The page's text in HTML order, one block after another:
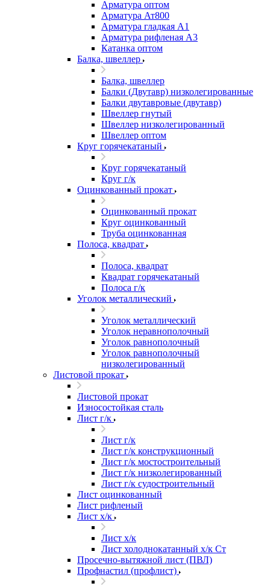
Арматура оптом
Арматура Ат800
Арматура гладкая А1
Арматура рифленая А3
Катанка оптом
Балка, швеллер
Балка, швеллер
Балки (Двутавр) низколегированные
Балки двутавровые (двутавр)
Швеллер гнутый
Швеллер низколегированный
Швеллер оптом
Круг горячекатаный
Круг горячекатаный
Круг г/к
Оцинкованный прокат
Оцинкованный прокат
Круг оцинкованный
Труба оцинкованная
Полоса, квадрат
Полоса, квадрат
Квадрат горячекатаный
Полоса г/к
Уголок металлический
Уголок металлический
Уголок неравнополочный
Уголок равнополочный
Уголок равнополочный
низколегированный
Листовой прокат
Листовой прокат
Износостойкая сталь
Лист г/к
Лист г/к
Лист г/к конструкционный
Лист г/к мостостроительный
Лист г/к низколегированный
Лист г/к судостроительный
Лист оцинкованный
Лист рифленый
Лист х/к
Лист х/к
Лист холоднокатанный х/к Ст
Просечно-вытяжной лист (ПВЛ)
Профнастил (профлист)